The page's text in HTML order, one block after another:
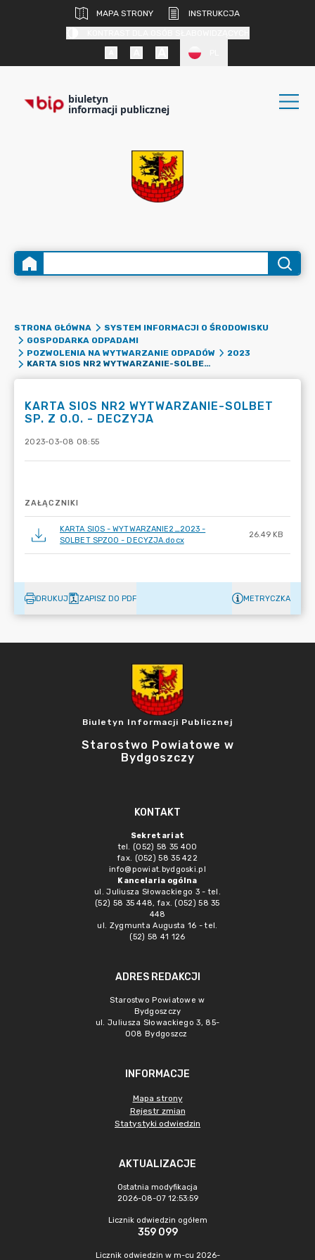
MAPA STRONY
INSTRUKCJA
biuletyn
informacji publicznej
STRONA GŁÓWNA
SYSTEM INFORMACJI O ŚRODOWISKU
GOSPODARKA ODPADAMI
POZWOLENIA NA WYTWARZANIE ODPADÓW
2023
KARTA SIOS NR2 WYTWARZANIE-SOLBET SP. Z O.O. - DECZYJA
KARTA SIOS NR2 WYTWARZANIE-SOLBET
SP. Z O.O. - DECZYJA
2023-03-08 08:55
ZAŁĄCZNIKI
KARTA SIOS - WYTWARZANIE2_2023 -
SOLBET SPZOO - DECYZJA.docx
26.49 KB
DRUKUJ ZAPISZ DO PDF METRYCZKA
Biuletyn Informacji Publicznej
Starostwo Powiatowe w
Bydgoszczy
KONTAKT
Sekretariat
tel. (052) 58 35 400
fax. (052) 58 35 422
info@powiat.bydgoski.pl
Kancelaria ogólna
ul. Juliusza Słowackiego 3 - tel.
(52) 58 35 448, fax. (052) 58 35
448
ul. Zygmunta Augusta 16 - tel.
(52) 58 41 126
ADRES REDAKCJI
Starostwo Powiatowe w
Bydgoszczy
ul. Juliusza Słowackiego 3, 85-
008 Bydgoszcz
INFORMACJE
Mapa strony
Rejestr zmian
Statystyki odwiedzin
AKTUALIZACJE
Ostatnia modyfikacja
2026-08-07 12:53:59
Licznik odwiedzin ogółem
359 099
Licznik odwiedzin w m-cu 2026-